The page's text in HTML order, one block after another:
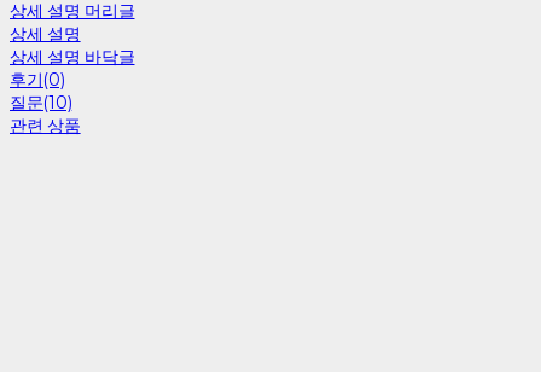
상세 설명 머리글
상세 설명
상세 설명 바닥글
후기(0)
질문(10)
관련 상품